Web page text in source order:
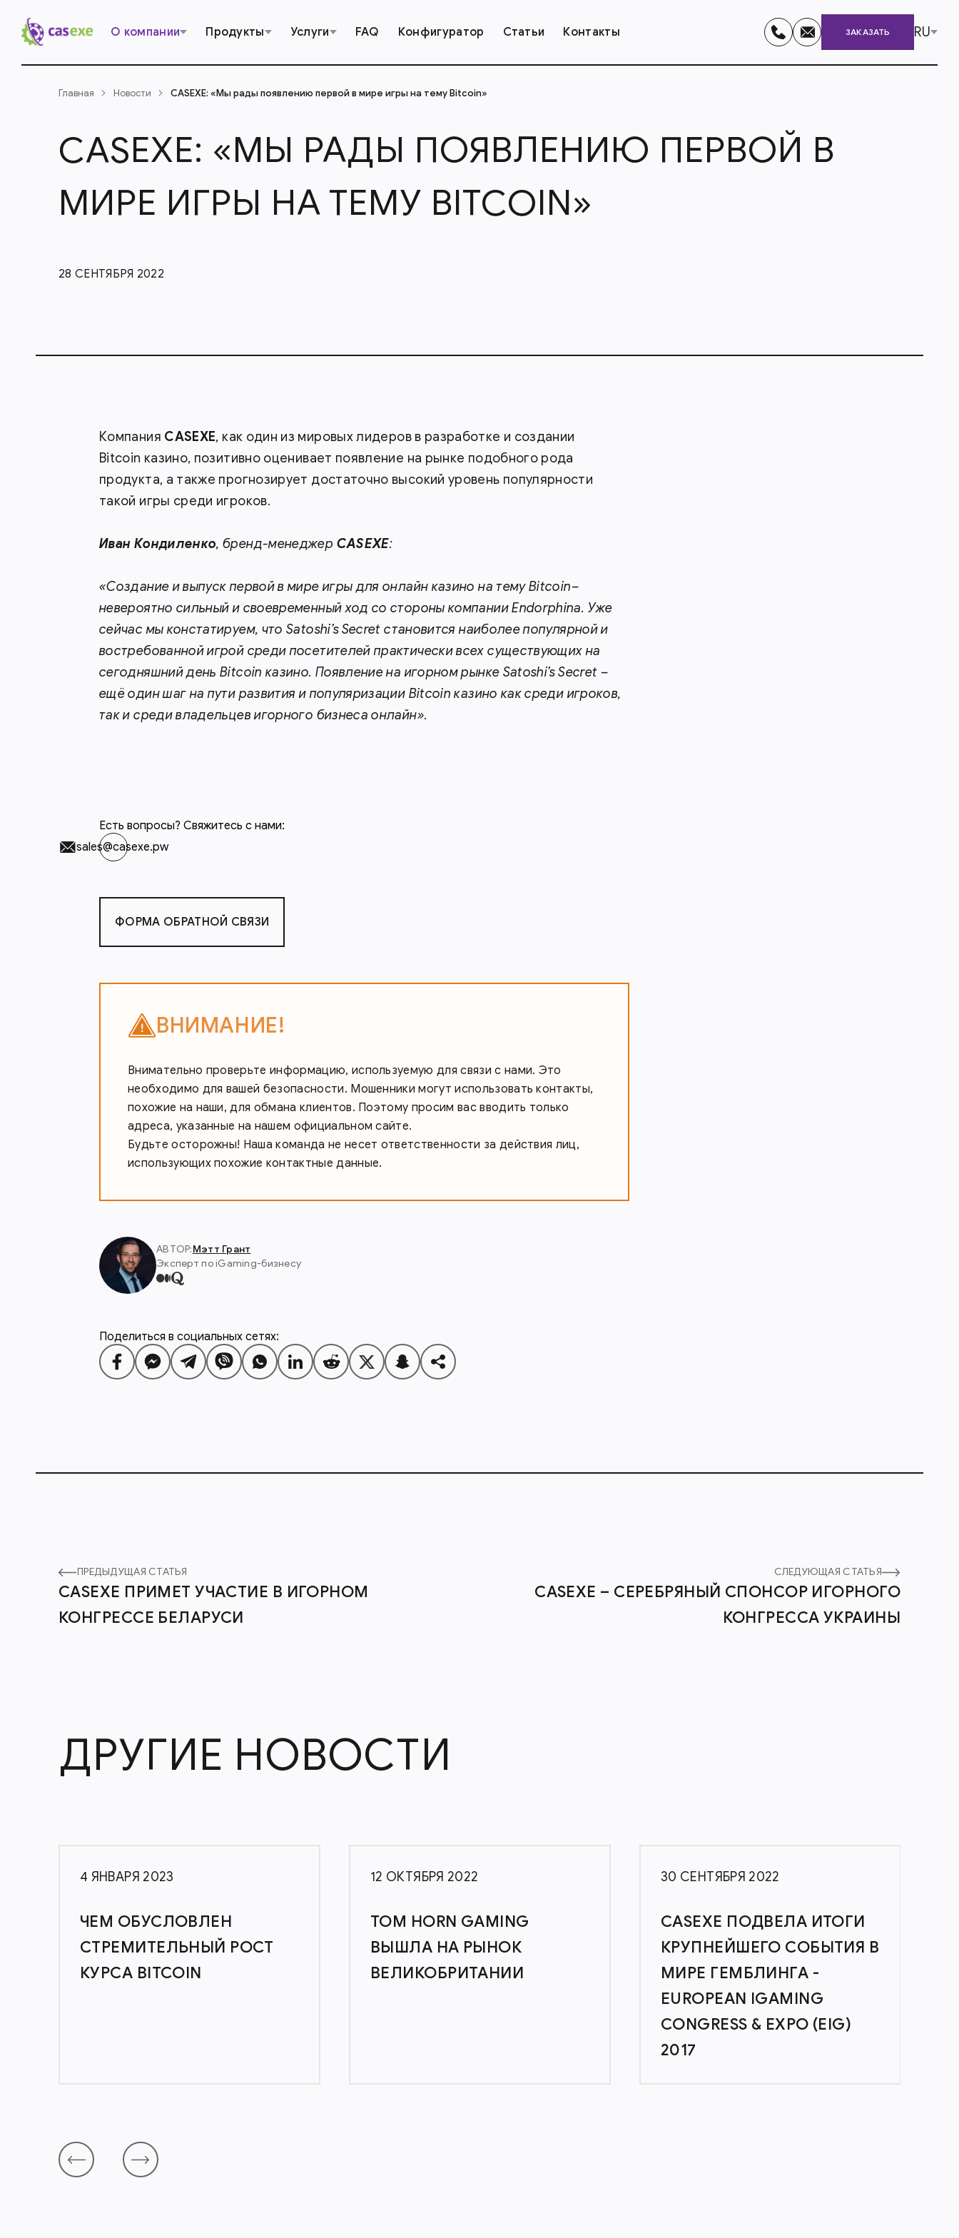
О компании Продукты Услуги FAQ Конфигуратор Статьи Контакты ЗАКАЗАТЬ RU
Главная Новости CASEXE: «Мы рады появлению первой в мире игры на тему Bitcoin»
CASEXE: «МЫ РАДЫ ПОЯВЛЕНИЮ ПЕРВОЙ В
МИРЕ ИГРЫ НА ТЕМУ BITCOIN»
28 СЕНТЯБРЯ 2022
Компания CASEXE, как один из мировых лидеров в разработке и создании
Bitcoin казино, позитивно оценивает появление на рынке подобного рода
продукта, а также прогнозирует достаточно высокий уровень популярности
такой игры среди игроков.
Иван Кондиленко, бренд-менеджер CASEXE:
«Создание и выпуск первой в мире игры для онлайн казино на тему Bitcoin–
невероятно сильный и своевременный ход со стороны компании Endorphina. Уже
сейчас мы констатируем, что Satoshi’s Secret становится наиболее популярной и
востребованной игрой среди посетителей практически всех существующих на
сегодняшний день Bitcoin казино. Появление на игорном рынке Satoshi’s Secret –
ещё один шаг на пути развития и популяризации Bitcoin казино как среди игроков,
так и среди владельцев игорного бизнеса онлайн».
Есть вопросы? Свяжитесь с нами:
sales@casexe.pw
ФОРМА ОБРАТНОЙ СВЯЗИ
ВНИМАНИЕ!
Внимательно проверьте информацию, используемую для связи с нами. Это
необходимо для вашей безопасности. Мошенники могут использовать контакты,
похожие на наши, для обмана клиентов. Поэтому просим вас вводить только
адреса, указанные на нашем официальном сайте.
Будьте осторожны! Наша команда не несет ответственности за действия лиц,
использующих похожие контактные данные.
АВТОР:Мэтт Грант
Эксперт по iGaming-бизнесу
Поделиться в социальных сетях:
ПРЕДЫДУЩАЯ СТАТЬЯ
CASEXE ПРИМЕТ УЧАСТИЕ В ИГОРНОМ
КОНГРЕССЕ БЕЛАРУСИ
СЛЕДУЮЩАЯ СТАТЬЯ
CASEXE – СЕРЕБРЯНЫЙ СПОНСОР ИГОРНОГО
КОНГРЕССА УКРАИНЫ
ДРУГИЕ НОВОСТИ
4 ЯНВАРЯ 2023
ЧЕМ ОБУСЛОВЛЕН
СТРЕМИТЕЛЬНЫЙ РОСТ
КУРСА BITCOIN
12 ОКТЯБРЯ 2022
TOM HORN GAMING
ВЫШЛА НА РЫНОК
ВЕЛИКОБРИТАНИИ
30 СЕНТЯБРЯ 2022
CASEXE ПОДВЕЛА ИТОГИ
КРУПНЕЙШЕГО СОБЫТИЯ В
МИРЕ ГЕМБЛИНГА -
EUROPEAN IGAMING
CONGRESS & EXPO (EIG)
2017